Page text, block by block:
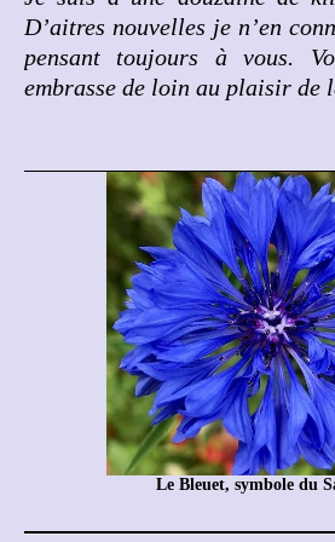
D’aitres nouvelles je n’en
pensant toujours à vous.
embrasse de loin au plaisir de
Le Bleuet, symbole du